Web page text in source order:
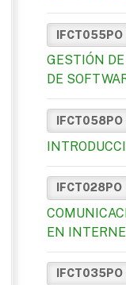
IFCT055PO
GESTIÓN
DE
IFCT058PO
IFCT028PO
EN
IFCT035PO